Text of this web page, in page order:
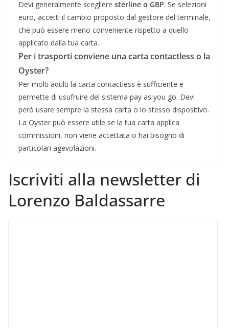
Devi generalmente scegliere sterline o GBP. Se selezioni
euro, accetti il cambio proposto dal gestore del terminale,
che può essere meno conveniente rispetto a quello
applicato dalla tua carta.
Per i trasporti conviene una carta contactless o la
Oyster?
Per molti adulti la carta contactless è sufficiente e
permette di usufruire del sistema pay as you go. Devi
però usare sempre la stessa carta o lo stesso dispositivo.
La Oyster può essere utile se la tua carta applica
commissioni, non viene accettata o hai bisogno di
particolari agevolazioni.
Iscriviti alla newsletter di
Lorenzo Baldassarre